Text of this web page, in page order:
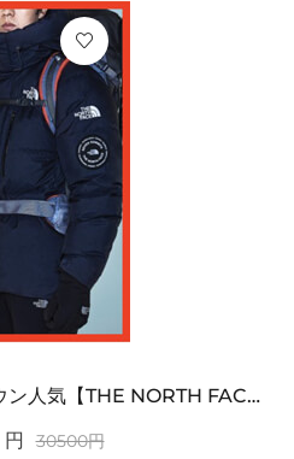
ノースフェイス 偽物 ダウン人気【THE NORTH FACE】M'S 7 SUMMIT HIM...
円 30500円